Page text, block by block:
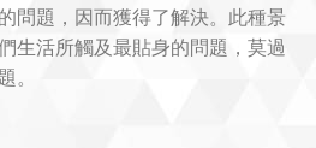
問題，因而獲得了解決。此種景
生活所觸及最貼身的問題，莫過
。